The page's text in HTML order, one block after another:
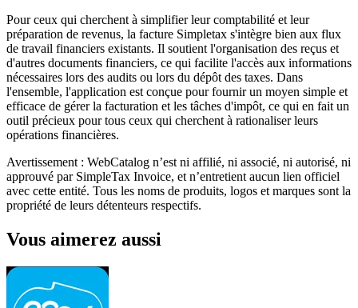
Pour ceux qui cherchent à simplifier leur comptabilité et leur
préparation de revenus, la facture Simpletax s'intègre bien aux flux
de travail financiers existants. Il soutient l'organisation des reçus et
d'autres documents financiers, ce qui facilite l'accès aux informations
nécessaires lors des audits ou lors du dépôt des taxes. Dans
l'ensemble, l'application est conçue pour fournir un moyen simple et
efficace de gérer la facturation et les tâches d'impôt, ce qui en fait un
outil précieux pour tous ceux qui cherchent à rationaliser leurs
opérations financières.
Avertissement : WebCatalog n’est ni affilié, ni associé, ni autorisé, ni
approuvé par SimpleTax Invoice, et n’entretient aucun lien officiel
avec cette entité. Tous les noms de produits, logos et marques sont la
propriété de leurs détenteurs respectifs.
Vous aimerez aussi